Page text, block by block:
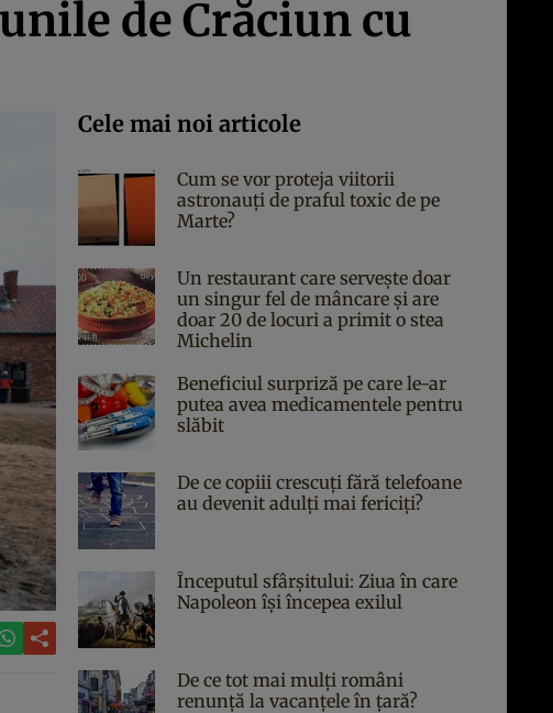
de Crăciun cu
Cele mai noi articole
Cum se vor proteja viitorii
astronauți de praful toxic de pe
Marte?
Un restaurant care servește doar
un singur fel de mâncare și are
doar 20 de locuri a primit o stea
Michelin
Beneficiul surpriză pe care le-ar
putea avea medicamentele pentru
slăbit
De ce copiii crescuți fără telefoane
au devenit adulți mai fericiți?
Începutul sfârşitului: Ziua în care
Napoleon îşi începea exilul
De ce tot mai mulți români
renunță la vacanțele în țară?